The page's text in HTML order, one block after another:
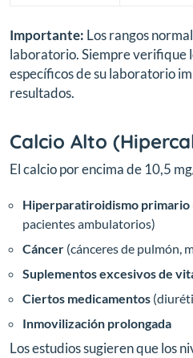
Importante: Los rangos
laboratorio. Siempre verifique
específicos de su laboratorio
resultados.
Calcio Alto
El calcio por encima de 10,5
Hiperparatiroidismo primario
pacientes ambulatorios)
Cáncer (cánceres de pulmón,
Suplementos excesivos de
Ciertos medicamentos
Inmovilización prolongada
Los estudios sugieren que los